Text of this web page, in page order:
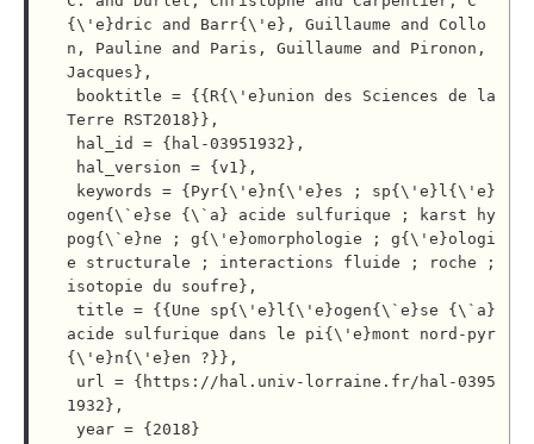
{\'e}dric and Barr{\'e}, Guillaume and Collo
n, Pauline and Paris, Guillaume and Pironon,
Jacques},
Terre RST2018}},
ogen{\`e}se {\`a} acide sulfurique ; karst hy
pog{\`e}ne ; g{\'e}omorphologie ; g{\'e}ologi
e structurale ; interactions fluide ; roche ;
isotopie du soufre},
acide sulfurique dans le pi{\'e}mont nord-pyr
{\'e}n{\'e}en ?}},
1932},